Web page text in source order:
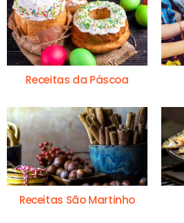
Receitas da Páscoa
Receitas São Martinho